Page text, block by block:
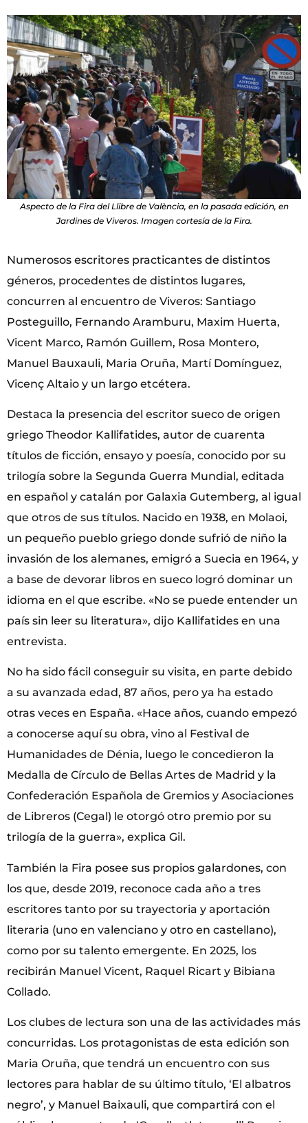
Aspecto de la Fira del Llibre de València, en la pasada edición, en
Jardines de Viveros. Imagen cortesía de la Fira.
Numerosos escritores practicantes de distintos
géneros, procedentes de distintos lugares,
concurren al encuentro de Viveros: Santiago
Posteguillo, Fernando Aramburu, Maxim Huerta,
Vicent Marco, Ramón Guillem, Rosa Montero,
Manuel Bauxauli, Maria Oruña, Martí Domínguez,
Vicenç Altaio y un largo etcétera.
Destaca la presencia del escritor sueco de origen
griego Theodor Kallifatides, autor de cuarenta
títulos de ficción, ensayo y poesía, conocido por su
trilogía sobre la Segunda Guerra Mundial, editada
en español y catalán por Galaxia Gutemberg, al igual
que otros de sus títulos. Nacido en 1938, en Molaoi,
un pequeño pueblo griego donde sufrió de niño la
invasión de los alemanes, emigró a Suecia en 1964, y
a base de devorar libros en sueco logró dominar un
idioma en el que escribe. «No se puede entender un
país sin leer su literatura», dijo Kallifatides en una
entrevista.
No ha sido fácil conseguir su visita, en parte debido
a su avanzada edad, 87 años, pero ya ha estado
otras veces en España. «Hace años, cuando empezó
a conocerse aquí su obra, vino al Festival de
Humanidades de Dénia, luego le concedieron la
Medalla de Círculo de Bellas Artes de Madrid y la
Confederación Española de Gremios y Asociaciones
de Libreros (Cegal) le otorgó otro premio por su
trilogía de la guerra», explica Gil.
También la Fira posee sus propios galardones, con
los que, desde 2019, reconoce cada año a tres
escritores tanto por su trayectoria y aportación
literaria (uno en valenciano y otro en castellano),
como por su talento emergente. En 2025, los
recibirán Manuel Vicent, Raquel Ricart y Bibiana
Collado.
Los clubes de lectura son una de las actividades más
concurridas. Los protagonistas de esta edición son
Maria Oruña, que tendrá un encuentro con sus
lectores para hablar de su último título, ‘El albatros
negro’, y Manuel Baixauli, que compartirá con el